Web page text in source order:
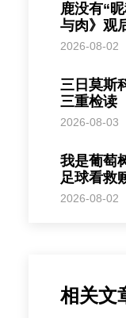
鹿没有“
与肉》观
2026-08-02
三日莫斯
三重检读
2026-08-03
我是葡萄
足球看救
2026-08-02
相关文